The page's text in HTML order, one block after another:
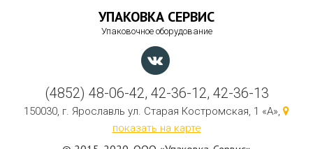
УПАКОВКА СЕРВИС
Упаковочное оборудование
(4852) 48-06-42, 42-36-12, 42-36-13
150030, г. Ярославль ул. Старая Костромская, 1 «А»,
показать на карте